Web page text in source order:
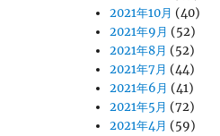
2021年10月 (40)
2021年9月 (52)
2021年8月 (52)
2021年7月 (44)
2021年6月 (41)
2021年5月 (72)
2021年4月 (59)